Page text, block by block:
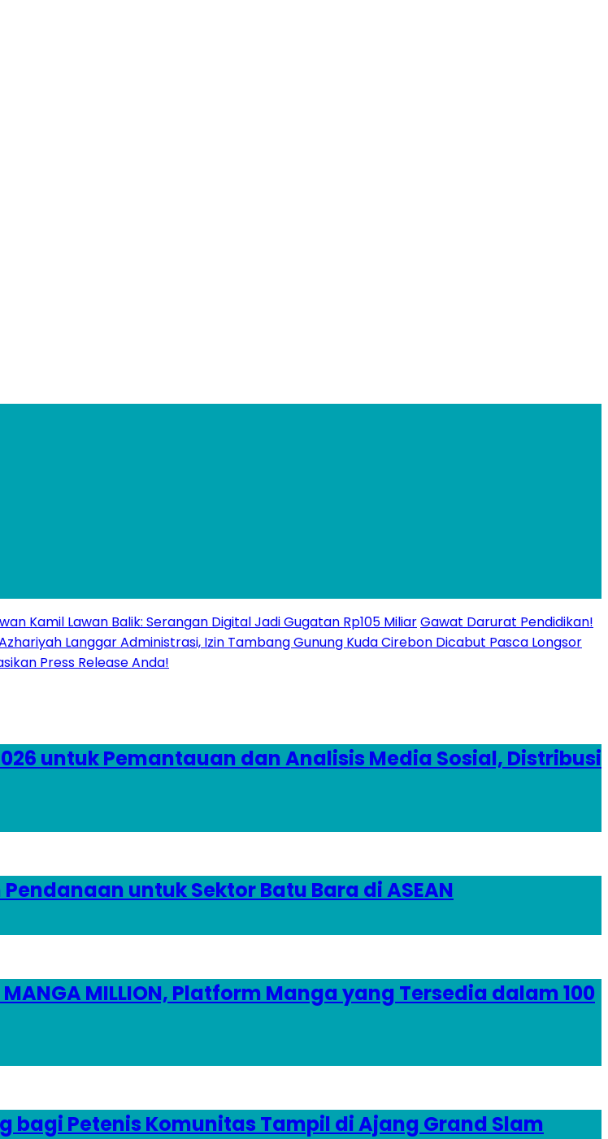
Kamil Lawan Balik: Serangan Digital Jadi Gugatan Rp105 MiliarGawat Darurat Pendidikan!
Langgar Administrasi, Izin Tambang Gunung Kuda Cirebon Dicabut Pasca Longsor
Press Release Anda!
untuk Pemantauan dan Analisis Media Sosial, Distribusi
untuk Sektor Batu Bara di ASEAN
MILLION, Platform Manga yang Tersedia dalam 100
bagi Petenis Komunitas Tampil di Ajang Grand Slam